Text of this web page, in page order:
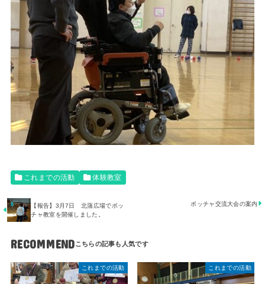
これまでの活動 体験教室
【報告】3月7日 北蒲広場でボッ
チャ教室を開催しました。
ボッチャ交流大会の案内
RECOMMEND
これまでの活動 これまでの活動